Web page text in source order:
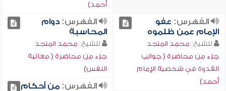
أحمد)
الفهرس: عفو
الإمام عمن ظلموه
للشيخ: محمد المنجد
جزء من محاضرة ( جوانب
القدوة في شخصية الإمام
أحمد)
الفهرس:دوام
المحاسبة
للشيخ: محمد المنجد
جزء من محاضرة ( معاتبة
النفس)
الفهرس:من أحكام